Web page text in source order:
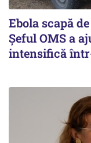
Ebola scapă
Șeful OMS a
intensifică